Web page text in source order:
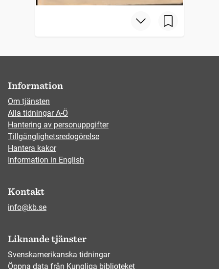
Information
Om tjänsten
Alla tidningar A-Ö
Hantering av personuppgifter
Tillgänglighetsredogörelse
Hantera kakor
Information in English
Kontakt
info@kb.se
Liknande tjänster
Svenskamerikanska tidningar
Öppna data från Kungliga biblioteket